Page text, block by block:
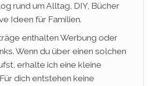
rund um Alltag, DIY, Bücher
Ideen für Familien.
enthalten Werbung oder
Wenn du über einen solchen
erhalte ich eine kleine
dich entstehen keine